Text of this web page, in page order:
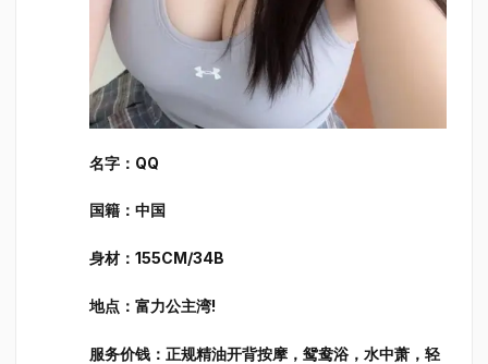
名字：QQ
国籍：中国
身材：155CM/34B
地点：富力公主湾!
服务价钱：正规精油开背按摩，鸳鸯浴，水中萧，轻